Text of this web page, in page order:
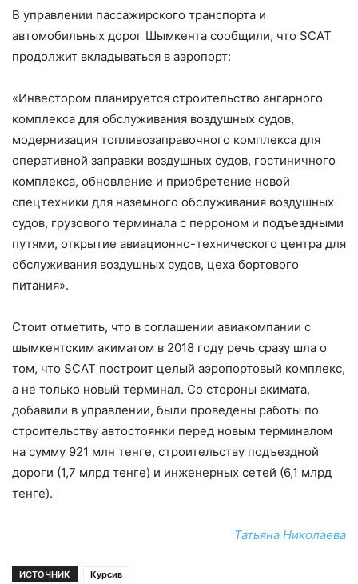
В управлении пассажирского транспорта и
автомобильных дорог Шымкента сообщили, что SCAT
продолжит вкладываться в аэропорт:
«Инвестором планируется строительство ангарного
комплекса для обслуживания воздушных судов,
модернизация топливозаправочного комплекса для
оперативной заправки воздушных судов, гостиничного
комплекса, обновление и приобретение новой
спецтехники для наземного обслуживания воздушных
судов, грузового терминала с перроном и подъездными
путями, открытие авиационно-технического центра для
обслуживания воздушных судов, цеха бортового
питания».
Стоит отметить, что в соглашении авиакомпании с
шымкентским акиматом в 2018 году речь сразу шла о
том, что SCAT построит целый аэропортовый комплекс,
а не только новый терминал. Со стороны акимата,
добавили в управлении, были проведены работы по
строительству автостоянки перед новым терминалом
на сумму 921 млн тенге, строительству подъездной
дороги (1,7 млрд тенге) и инженерных сетей (6,1 млрд
тенге).
Татьяна Николаева
ИСТОЧНИК
Курсив